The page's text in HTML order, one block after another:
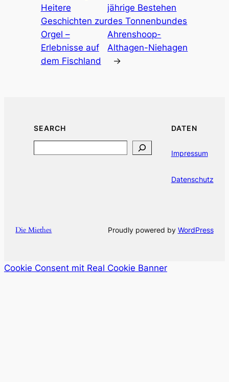
Heitere
Geschichten zur
Orgel –
Erlebnisse auf
dem Fischland
jährige Bestehen
des Tonnenbundes
Ahrenshoop-
Althagen-Niehagen
→
SEARCH DATEN
Impressum
Datenschutz
Die Miethes Proudly powered by WordPress
Cookie Consent mit Real Cookie Banner